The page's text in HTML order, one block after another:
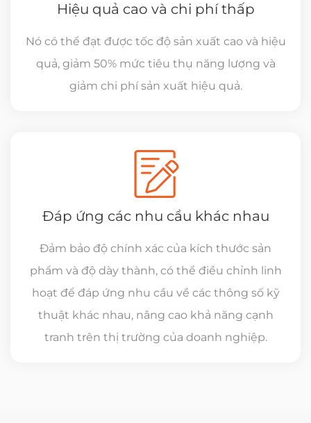
Hiệu quả cao và chi phí thấp
Nó có thể đạt được tốc độ sản xuất cao và hiệu
quả, giảm 50% mức tiêu thụ năng lượng và
giảm chi phí sản xuất hiệu quả.
Đáp ứng các nhu cầu khác nhau
Đảm bảo độ chính xác của kích thước sản
phẩm và độ dày thành, có thể điều chỉnh linh
hoạt để đáp ứng nhu cầu về các thông số kỹ
thuật khác nhau, nâng cao khả năng cạnh
tranh trên thị trường của doanh nghiệp.